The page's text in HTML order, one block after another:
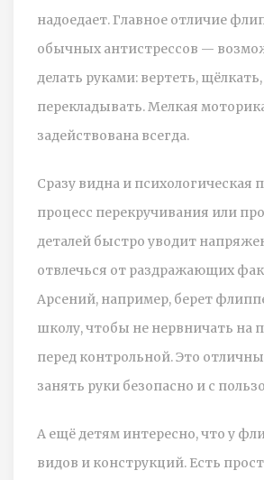
надоедает. Главное отличие
обычных антистрессов —
делать руками: вертеть, щёлкать,
перекладывать. Мелкая
задействована всегда.
Сразу видна и психологическая
процесс перекручивания или
деталей быстро уводит
отвлечься от раздражающих
Арсений, например, берет
школу, чтобы не нервничать на
перед контрольной. Это
занять руки безопасно и с
А ещё детям интересно, что у
видов и конструкций. Есть